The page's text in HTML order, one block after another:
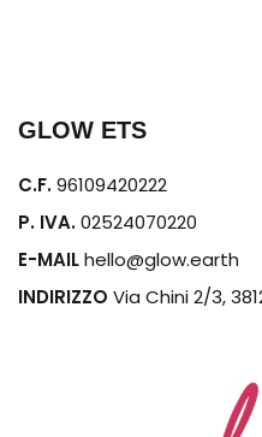
GLOW ETS
C.F.96109420222
P. IVA.02524070220
E-MAILhello@glow.earth
INDIRIZZO Via Chini 2/3,